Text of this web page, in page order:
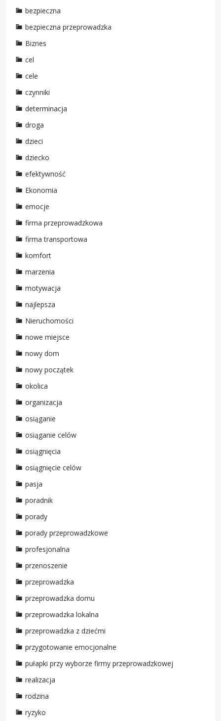
bezpieczna
bezpieczna przeprowadzka
Biznes
cel
cele
czynniki
determinacja
droga
dzieci
dziecko
efektywność
Ekonomia
emocje
firma przeprowadzkowa
firma transportowa
komfort
marzenia
motywacja
najlepsza
Nieruchomości
nowe miejsce
nowy dom
nowy początek
okolica
organizacja
osiąganie
osiąganie celów
osiągnięcia
osiągnięcie celów
pasja
poradnik
porady
porady przeprowadzkowe
profesjonalna
przenoszenie
przeprowadzka
przeprowadzka domu
przeprowadzka lokalna
przeprowadzka z dziećmi
przygotowanie emocjonalne
pułapki przy wyborze firmy przeprowadzkowej
realizacja
rodzina
ryzyko